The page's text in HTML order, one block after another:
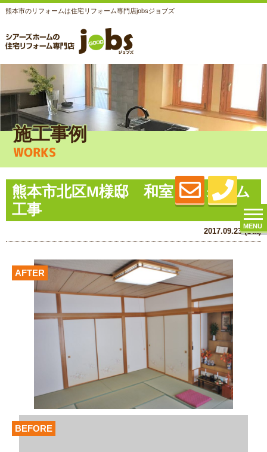
熊本市のリフォームは住宅リフォーム専門店jobsジョブズ
MENU
施工事例
WORKS
熊本市北区M様邸 和室リフォーム
工事
2017.09.23 (Sat)
AFTER
BEFORE